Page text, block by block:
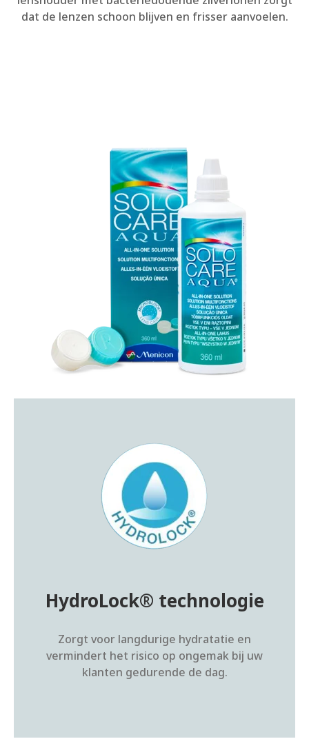
dat de lenzen schoon blijven en frisser aanvoelen.
HydroLock® technologie
Zorgt voor langdurige hydratatie en
vermindert het risico op ongemak bij uw
klanten gedurende de dag.